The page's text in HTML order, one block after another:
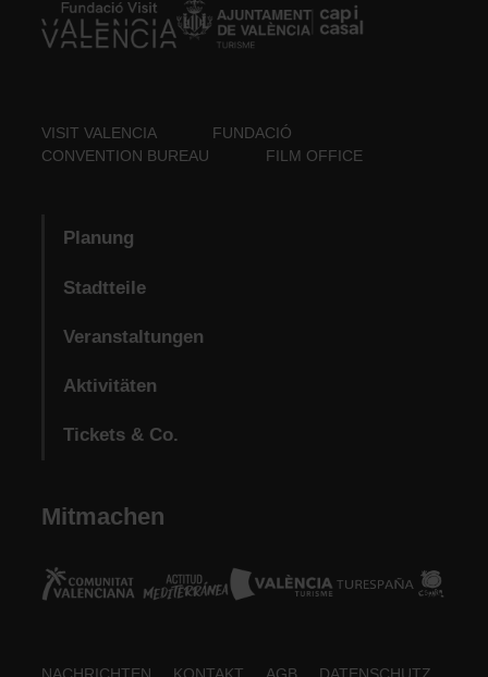
VISIT VALENCIA
FUNDACIÓ
CONVENTION BUREAU
FILM OFFICE
Planung
Stadtteile
Veranstaltungen
Aktivitäten
Tickets & Co.
Mitmachen